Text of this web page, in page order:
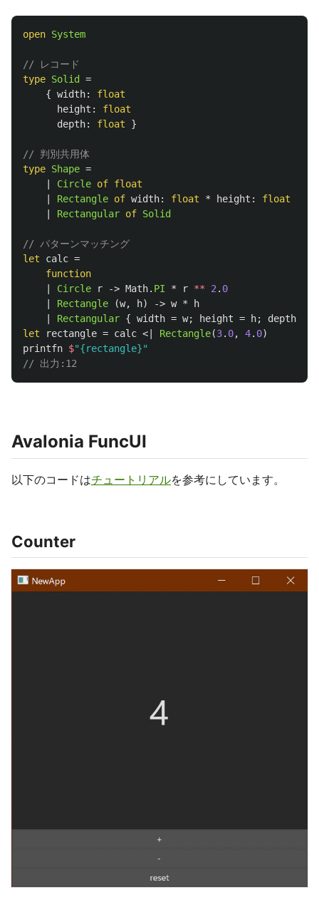
open System
// レコード
type Solid
=
{ width:
float
height :
float
depth: float }
// 判別共用体
type Shape =
Circle of float
Rectangle of width: float * height :
float
Rectangular of Solid
// パターンマッチング
let
calc =
function
Circle r -> Math. PI * r ** 2 . 0
Rectangle (w, h) -> w *
h
Rectangular { width = w; height = h; depth
let
rectangle = calc <| Rectangle(3. 0, 4. 0)
printfn $"{rectangle}"
// 出力:12
Avalonia FuncUI
以下のコードはチュートリアルを参考にしています。
Counter